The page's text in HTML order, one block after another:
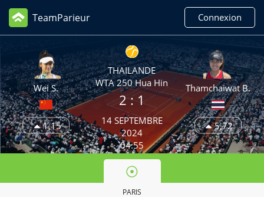
TeamParieur Connexion
Wei S.
1,15
THAILANDE
WTA 250 Hua Hin
2: 1
14 SEPTEMBRE
2024
04:55
Thamchaiwat B.
5,72
PARIS